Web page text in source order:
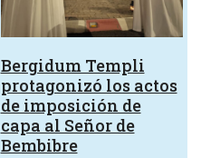
Bergidum Templi
protagonizó los actos
de imposición de
capa al Señor de
Bembibre